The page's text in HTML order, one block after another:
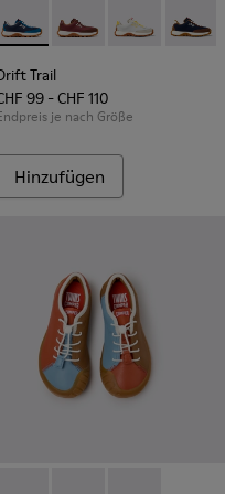
Sneaker aus
Blaue Sneaker aus Textil
029
K800548-028
Trail - K800548-027
Drift Trail - K800548-
Drift Trail -Drift Trail
Drift Trail - K800548-032 -
Drift Trail -Drift Trail -
Drift
Trail
99 - CHF 110
je nach Größe
Hinzufügen